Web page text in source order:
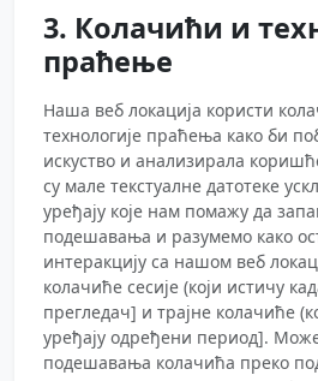
3. Колачићи и
праћење
Наша веб локација користи
технологије праћења како би
искуство и анализирала
су мале текстуалне датотеке
уређају које нам помажу да
подешавања и разумемо како
интеракцију са нашом веб
колачиће сесије (који истичу
прегледач] и трајне колачиће
уређају одређени период].
подешавања колачића преко